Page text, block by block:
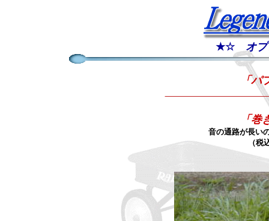
★☆ オ
「パ
「巻
音の通路が長い
（税